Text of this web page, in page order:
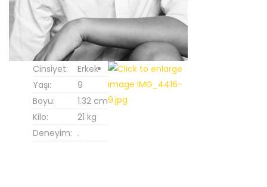
Cinsiyet:
Erkek
Yaşı:
9
Boyu:
1.32 cm
Kilo:
21 kg
Deneyim: .